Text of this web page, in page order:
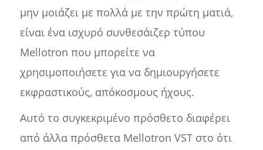
μην μοιάζει με πολλά με την πρώτη ματιά,
είναι ένα ισχυρό συνθεσάιζερ τύπου
Mellotron που μπορείτε να
χρησιμοποιήσετε για να δημιουργήσετε
εκφραστικούς, απόκοσμους ήχους.
Αυτό το συγκεκριμένο πρόσθετο διαφέρει
από άλλα πρόσθετα Mellotron VST στο ότι